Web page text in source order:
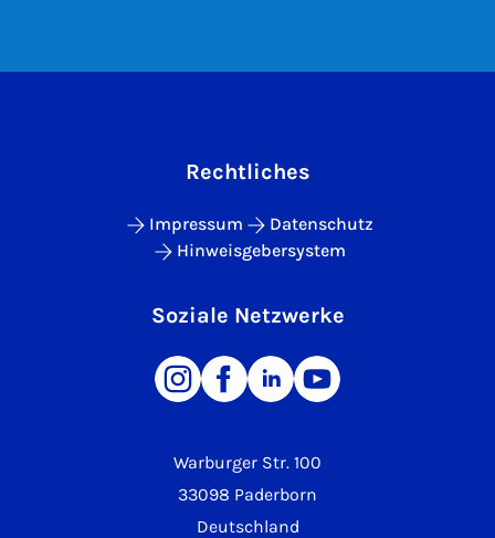
Warburger Str. 100
33098 Paderborn
Deutschland
Rechtliches
Impressum
Datenschutz
Hinweisgebersystem
Soziale Netzwerke